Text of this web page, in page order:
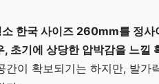
한국 사이즈 260mm를 정
, 초기에 상당한 압박감을 느낄
간이 확보되기는 하지만, 발가